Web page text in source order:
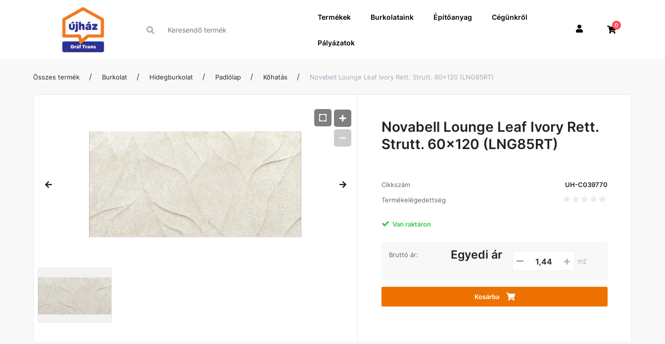
Termékek Burkolataink Építőanyag Cégünkről
Pályázatok
0
Összes termék Burkolat Hidegburkolat Padlólap Kőhatás Novabell Lounge Leaf Ivory Rett. Strutt. 60x120 (LNG85RT)
Novabell Lounge Leaf Ivory Rett.
Strutt. 60x120 (LNG85RT)
Cikkszám
UH-C039770
Termékelégedettség
Van raktáron
Bruttó ár: Egyedi ár m2
Kosárba